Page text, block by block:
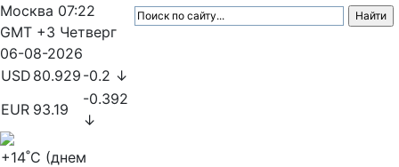
Москва 07:22
GMT +3 Четверг
06-08-2026
USD 80.929 -0.2 ↓
EUR 93.19
-0.392
↓
+14˚C (днем